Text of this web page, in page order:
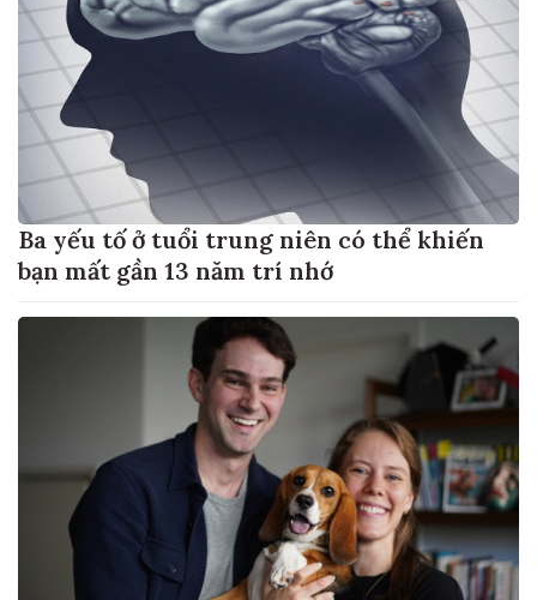
Ba yếu tố ở tuổi trung niên có thể khiến
bạn mất gần 13 năm trí nhớ